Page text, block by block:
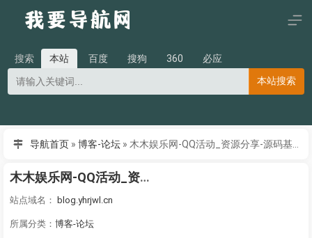
搜索 本站 百度 搜狗 360
必应
本站搜索
导航首页 » 博客-论坛 »
木木娱乐网-QQ活动_资源分享-源码基地-项目分享-安卓绿色软件基地-木木娱乐网，小刀娱乐网，小K娱乐网，表哥资源网
站点域名： blog.yhrjwl.cn
所属分类： 博客-论坛